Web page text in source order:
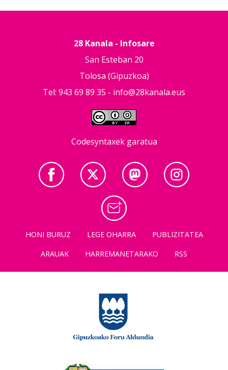
28 Kanala - Infosare
San Esteban 20
Tolosa (Gipuzkoa)
Tel: 943 69 89 35 - info@28kanala.eus
Codesyntaxek garatua
HONI BURUZ LEGE OHARRA
PUBLIZITATEA
ARAUAK
HARREMANETARAKO RSS